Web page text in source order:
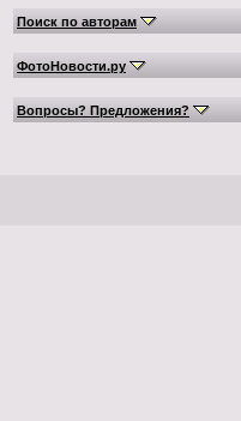
Поиск по авторам
ФотоНовости.ру
Вопросы? Предложения?